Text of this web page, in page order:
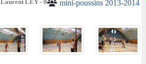
mini-poussins 2013-2014
Laurent LEY - 0